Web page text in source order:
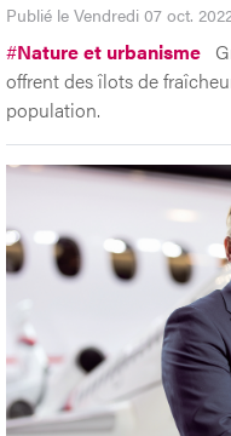
Publié le Vendredi 07 oct.
#Nature et urbanisme
offrent des îlots de
population.